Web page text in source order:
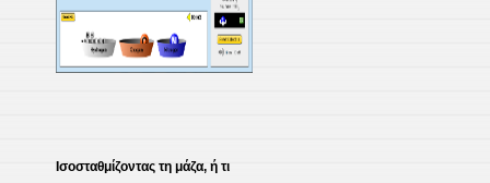
Ισοσταθμίζοντας τη μάζα, ή τι